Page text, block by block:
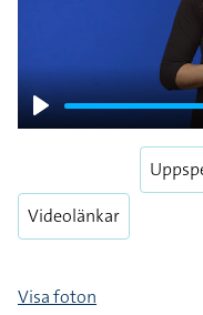
Play
Videolänkar
Visa foton